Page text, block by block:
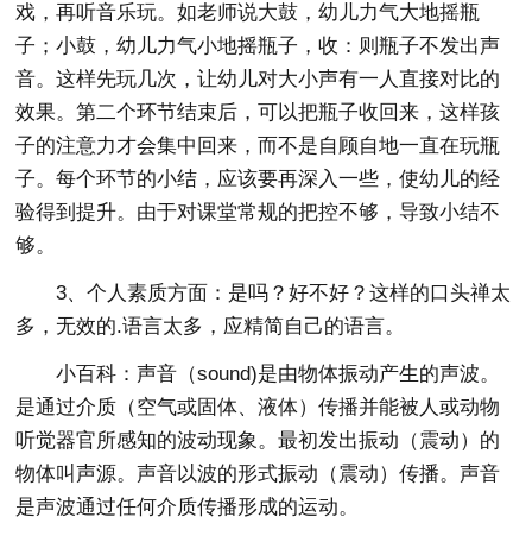
戏，再听音乐玩。如老师说大鼓，幼儿力气大地摇瓶
子；小鼓，幼儿力气小地摇瓶子，收：则瓶子不发出声
音。这样先玩几次，让幼儿对大小声有一人直接对比的
效果。第二个环节结束后，可以把瓶子收回来，这样孩
子的注意力才会集中回来，而不是自顾自地一直在玩瓶
子。每个环节的小结，应该要再深入一些，使幼儿的经
验得到提升。由于对课堂常规的把控不够，导致小结不
够。
3、个人素质方面：是吗？好不好？这样的口头禅太
多，无效的.语言太多，应精简自己的语言。
小百科：声音（sound)是由物体振动产生的声波。
是通过介质（空气或固体、液体）传播并能被人或动物
听觉器官所感知的波动现象。最初发出振动（震动）的
物体叫声源。声音以波的形式振动（震动）传播。声音
是声波通过任何介质传播形成的运动。